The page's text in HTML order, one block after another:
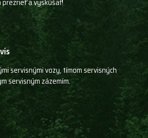
a vyskúšať!
servisnými vozy, tímom servisných
servisným zázemím.